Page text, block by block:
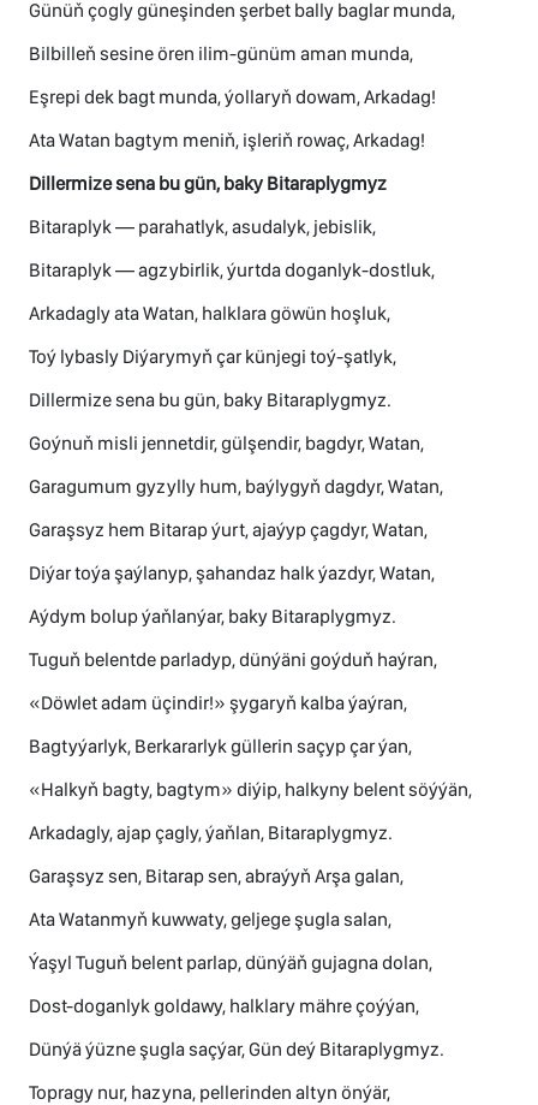
Günüň çogly güneşinden şerbet bally baglar munda,
Bilbilleň sesine ören ilim-günüm aman munda,
Eşrepi dek bagt munda, ýollaryň dowam, Arkadag!
Ata Watan bagtym meniň, işleriň rowaç, Arkadag!
Dillermize sena bu gün, baky Bitaraplygmyz
Bitaraplyk — parahatlyk, asudalyk, jebislik,
Bitaraplyk — agzybirlik, ýurtda doganlyk-dostluk,
Arkadagly ata Watan, halklara göwün hoşluk,
Toý lybasly Diýarymyň çar künjegi toý-şatlyk,
Dillermize sena bu gün, baky Bitaraplygmyz.
Goýnuň misli jennetdir, gülşendir, bagdyr, Watan,
Garagumum gyzylly hum, baýlygyň dagdyr, Watan,
Garaşsyz hem Bitarap ýurt, ajaýyp çagdyr, Watan,
Diýar toýa şaýlanyp, şahandaz halk ýazdyr, Watan,
Aýdym bolup ýaňlanýar, baky Bitaraplygmyz.
Tuguň belentde parladyp, dünýäni goýduň haýran,
«Döwlet adam üçindir!» şygaryň kalba ýaýran,
Bagtyýarlyk, Berkararlyk güllerin saçyp çar ýan,
«Halkyň bagty, bagtym» diýip, halkyny belent söýýän,
Arkadagly, ajap çagly, ýaňlan, Bitaraplygmyz.
Garaşsyz sen, Bitarap sen, abraýyň Arşa galan,
Ata Watanmyň kuwwaty, geljege şugla salan,
Ýaşyl Tuguň belent parlap, dünýäň gujagna dolan,
Dost-doganlyk goldawy, halklary mähre çoýýan,
Dünýä ýüzne şugla saçýar, Gün deý Bitaraplygmyz.
Topragy nur, hazyna, pellerinden altyn önýär,